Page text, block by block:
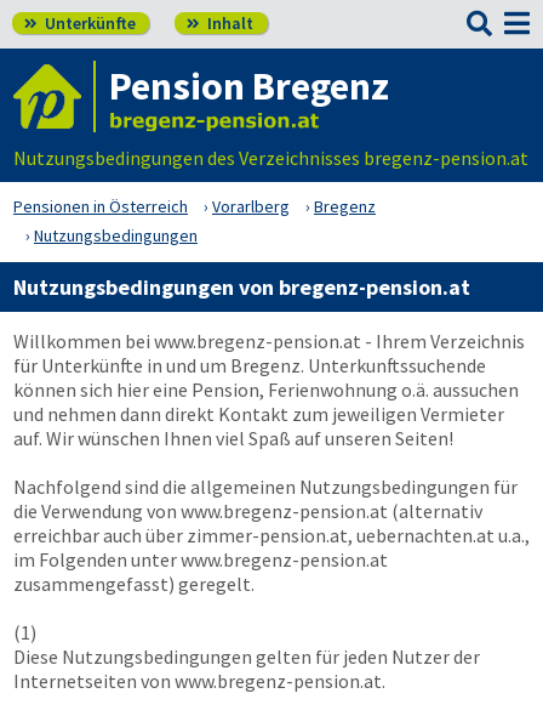
 Unterkünfte  Inhalt 
Pension Bregenz
Nutzungsbedingungen des Verzeichnisses bregenz-pension.at
Pensionen in Österreich Vorarlberg
Bregenz
Nutzungsbedingungen
Nutzungsbedingungen von bregenz-pension.at
Willkommen bei www.bregenz-pension.at - Ihrem Verzeichnis
für Unterkünfte in und um Bregenz. Unterkunftssuchende
können sich hier eine Pension, Ferienwohnung o.ä. aussuchen
und nehmen dann direkt Kontakt zum jeweiligen Vermieter
auf. Wir wünschen Ihnen viel Spaß auf unseren Seiten!
Nachfolgend sind die allgemeinen Nutzungsbedingungen für
die Verwendung von www.bregenz-pension.at (alternativ
erreichbar auch über zimmer-pension.at, uebernachten.at u.a.,
im Folgenden unterwww.bregenz-pension.at
zusammengefasst) geregelt.
(1)
Diese Nutzungsbedingungen gelten für jeden Nutzer der
Internetseiten von www.bregenz-pension.at.